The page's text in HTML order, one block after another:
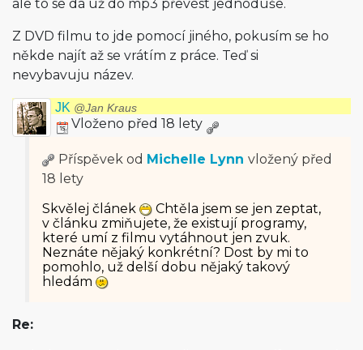
ale to se dá už do mp3 převést jednoduše.
Z DVD filmu to jde pomocí jiného, pokusím se ho
někde najít až se vrátím z práce. Teď si
nevybavuju název.
JK @Jan Kraus
Vloženo před 18 lety
Příspěvek od Michelle Lynn vložený před
18 lety
Skvělej článek
Chtěla jsem se jen zeptat,
v článku zmiňujete, že existují programy,
které umí z filmu vytáhnout jen zvuk.
Neznáte nějaký konkrétní? Dost by mi to
pomohlo, už delší dobu nějaký takový
hledám
Re: